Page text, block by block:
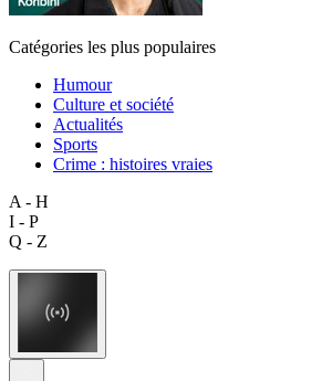
Catégories les plus populaires
Humour
Culture et société
Actualités
Sports
Crime : histoires vraies
A - H
I - P
Q - Z